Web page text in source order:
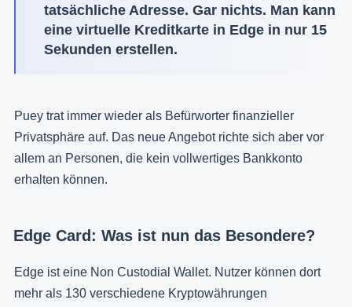
tatsächliche Adresse. Gar nichts. Man kann
eine virtuelle Kreditkarte in Edge in nur 15
Sekunden erstellen.
Puey trat immer wieder als Befürworter finanzieller
Privatsphäre auf. Das neue Angebot richte sich aber vor
allem an Personen, die kein vollwertiges Bankkonto
erhalten können.
Edge Card: Was ist nun das Besondere?
Edge ist eine Non Custodial Wallet. Nutzer können dort
mehr als 130 verschiedene Kryptowährungen